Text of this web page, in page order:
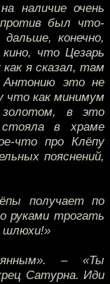
наличие очень
против был что-
конечно,
что Цезарь
я сказал, там
Антонию это не
что как минимум
золотом, в это
в храме
что про Клёпу
пояснений,
получает по
руками трогать
шлюхи!»
– «Ты
Сатурна. Иди